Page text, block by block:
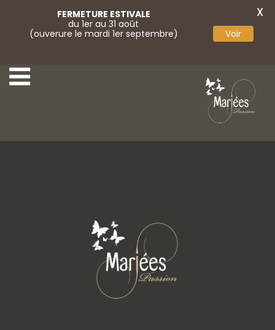
FERMETURE ESTIVALE
du 1er au 31 août
(ouverure le mardi 1er septembre)
Voir
X